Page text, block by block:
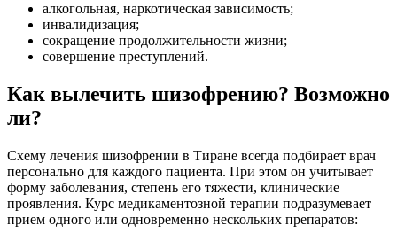
алкогольная, наркотическая зависимость;
инвалидизация;
сокращение продолжительности жизни;
совершение преступлений.
Как вылечить шизофрению? Возможно
ли?
Схему лечения шизофрении в Тиране всегда подбирает врач
персонально для каждого пациента. При этом он учитывает
форму заболевания, степень его тяжести, клинические
проявления. Курс медикаментозной терапии подразумевает
прием одного или одновременно нескольких препаратов: